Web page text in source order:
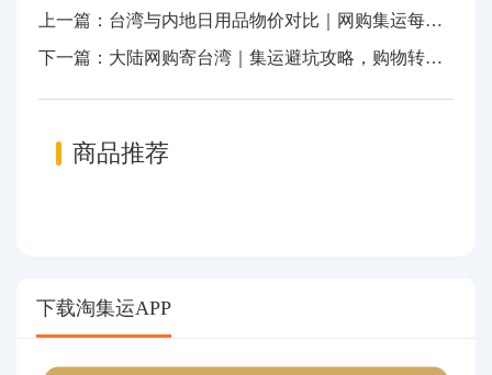
上一篇：台湾与内地日用品物价对比｜网购集运每月省大半生活费
下一篇：大陆网购寄台湾｜集运避坑攻略，购物转运不走弯路
商品推荐
下载淘集运APP